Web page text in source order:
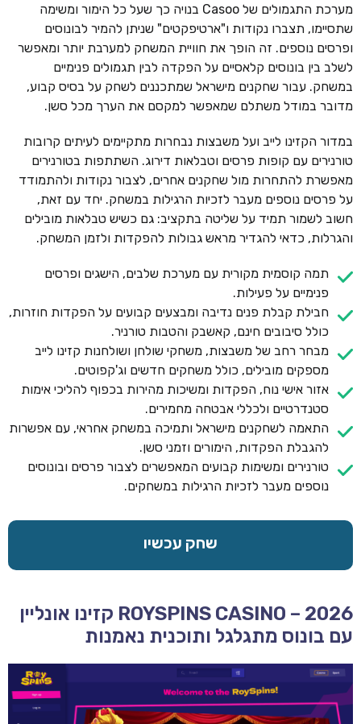
מערכת התגמולים של Casoo בנויה כך שעל כל הימור ומשימה
שתסיימו, תצברו נקודות ו"ארטיפקטים" שניתן להמיר לבונוסים
ופרסים נוספים. זה הופך את חוויית המשחק למערבת יותר ומאפשר
לשלב בין בונוסים קלאסיים על הפקדה לבין תגמולים פנימיים
במשחק. עבור שחקנים מישראל שמתכננים לשחק על בסיס קבוע,
מדובר במודל משתלם שמאפשר למקסם את הערך מכל סשן.
במדור הקזינו לייב ועל משבצות נבחרות מתקיימים לעיתים קרובות
טורנירים עם קופות פרסים וטבלאות דירוג. השתתפות בטורנירים
מאפשרת להתחרות מול שחקנים אחרים, לצבור נקודות ולהתמודד
על פרסים נוספים מעבר לזכיות הרגילות במשחק. יחד עם זאת,
חשוב לשמור תמיד על שליטה בתקציב: גם כשיש טבלאות מובילים
והגרלות, כדאי להגדיר מראש גבולות להפקדות ולזמן המשחק.
תמה קוסמית מקורית עם מערכת שלבים, הישגים ופרסים
פנימיים על פעילות.
חבילת קבלת פנים נדיבה ומבצעים קבועים על הפקדות חוזרות,
כולל סיבובים חינם, קאשבק והטבות טורניר.
מבחר רחב של משבצות, משחקי שולחן ושולחנות קזינו לייב
מספקים מובילים, כולל משחקים חדשים וג'קפוטים.
אזור אישי נוח, הפקדות ומשיכות מהירות בכפוף להליכי אימות
סטנדרטיים ולכללי אבטחה מחמירים.
התאמה לשחקנים מישראל ותמיכה במשחק אחראי, עם אפשרות
להגבלת הפקדות, הימורים וזמני סשן.
טורנירים ומשימות קבועים המאפשרים לצבור פרסים ובונוסים
נוספים מעבר לזכיות הרגילות במשחקים.
שחק עכשיו
ROYSPINS CASINO – 2026 קזינו אונליין
עם בונוס מתגלגל ותוכנית נאמנות